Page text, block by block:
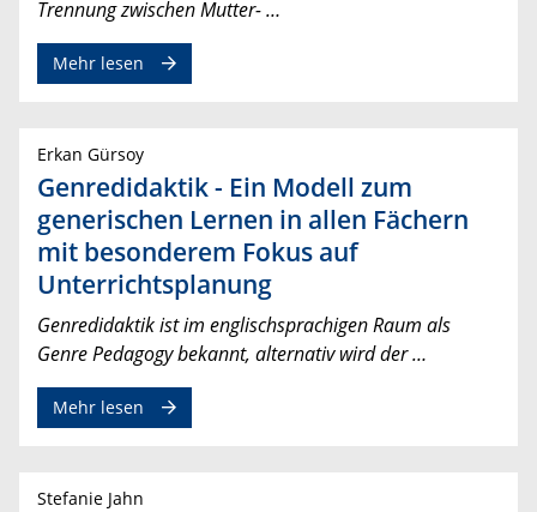
Trennung zwischen Mutter- …
Mehr lesen
Erkan Gürsoy
Genredidaktik - Ein Modell zum
generischen Lernen in allen Fächern
mit besonderem Fokus auf
Unterrichtsplanung
Genredidaktik ist im englischsprachigen Raum als
Genre Pedagogy bekannt, alternativ wird der …
Mehr lesen
Stefanie Jahn